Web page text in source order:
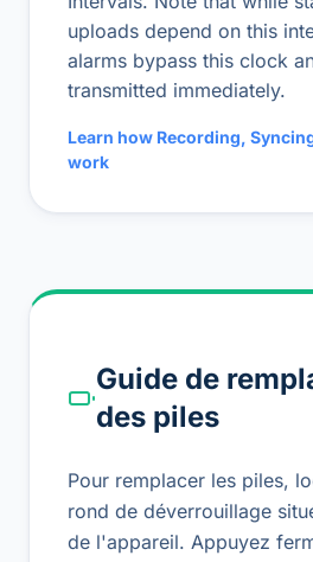
uploads depend on this
alarms bypass this clock
transmitted immediately.
Learn how Recording,
work
Guide de
des piles
Pour remplacer les piles,
rond de déverrouillage
de l'appareil. Appuyez